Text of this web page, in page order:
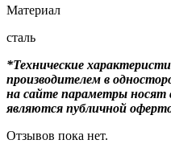
Материал
сталь
*Технические
производителем в
на сайте параметры носят
являются публичной
Отзывов пока нет.